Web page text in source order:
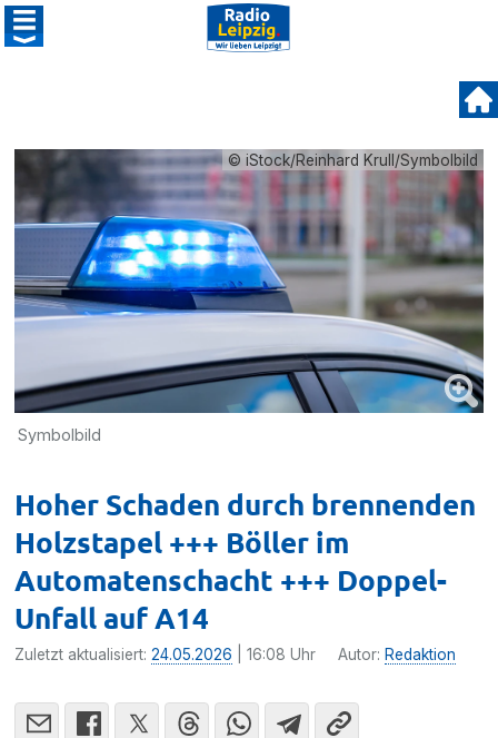
© iStock/Reinhard Krull/Symbolbild
Symbolbild
Hoher Schaden durch brennenden
Holzstapel +++ Böller im
Automatenschacht +++ Doppel-
Unfall auf A14
Zuletzt aktualisiert:24.05.2026 | 16:08 Uhr Autor: Redaktion